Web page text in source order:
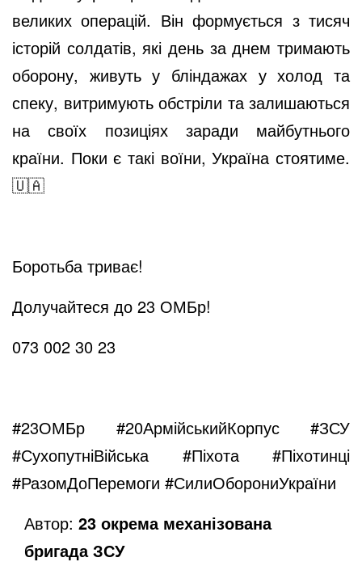
великих операцій. Він формується з тисяч
історій солдатів, які день за днем тримають
оборону, живуть у бліндажах у холод та
спеку, витримують обстріли та залишаються
на своїх позиціях заради майбутнього
країни. Поки є такі воїни, Україна стоятиме.
🇺🇦
Боротьба триває!
Долучайтеся до 23 ОМБр!
073 002 30 23
#23ОМБр #20АрмійськийКорпус
#ЗСУ
#СухопутніВійська
#Піхота
#Піхотинці
#РазомДоПеремоги #СилиОборониУкраїни
Автор: 23 окрема механізована
бригада ЗСУ